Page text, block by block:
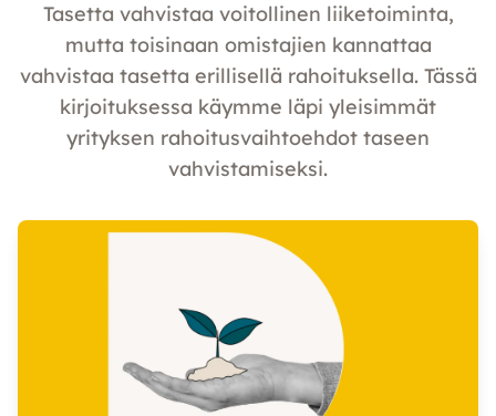
Tasetta vahvistaa voitollinen liiketoiminta,
mutta toisinaan omistajien kannattaa
vahvistaa tasetta erillisellä rahoituksella. Tässä
kirjoituksessa käymme läpi yleisimmät
yrityksen rahoitusvaihtoehdot taseen
vahvistamiseksi.